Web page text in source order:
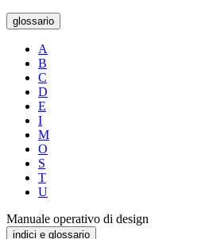
glossario
A
B
C
D
E
I
M
O
S
T
U
Manuale operativo di design
indici e glossario